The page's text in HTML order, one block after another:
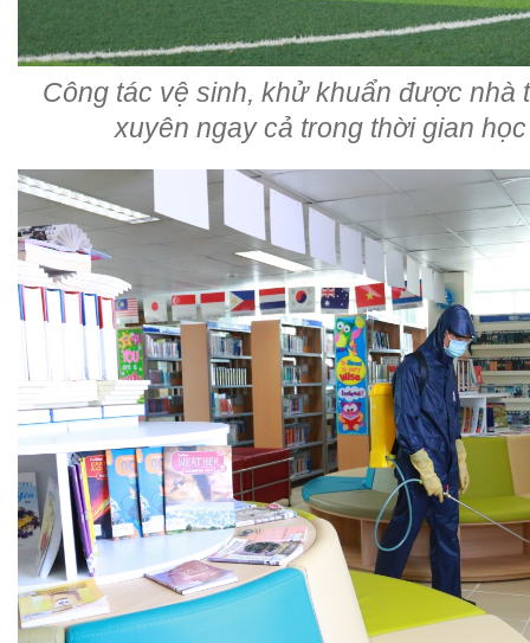
Công tác vệ sinh, khử khuẩn được
xuyên ngay cả trong thời gian